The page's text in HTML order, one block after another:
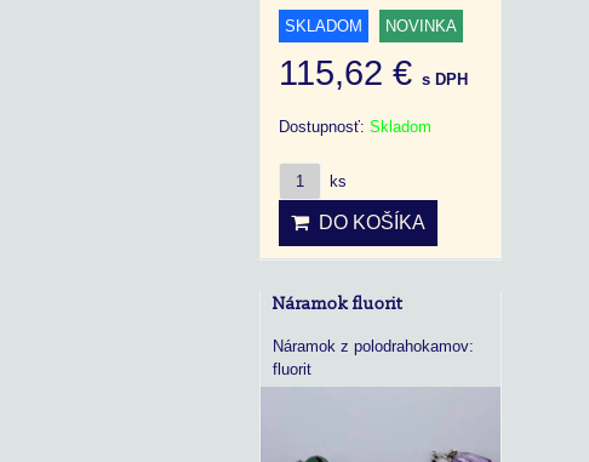
SKLADOM NOVINKA
115,62 € s DPH
Dostupnosť: Skladom
ks
DO KOŠÍKA
Náramok fluorit
Náramok z polodrahokamov:
fluorit